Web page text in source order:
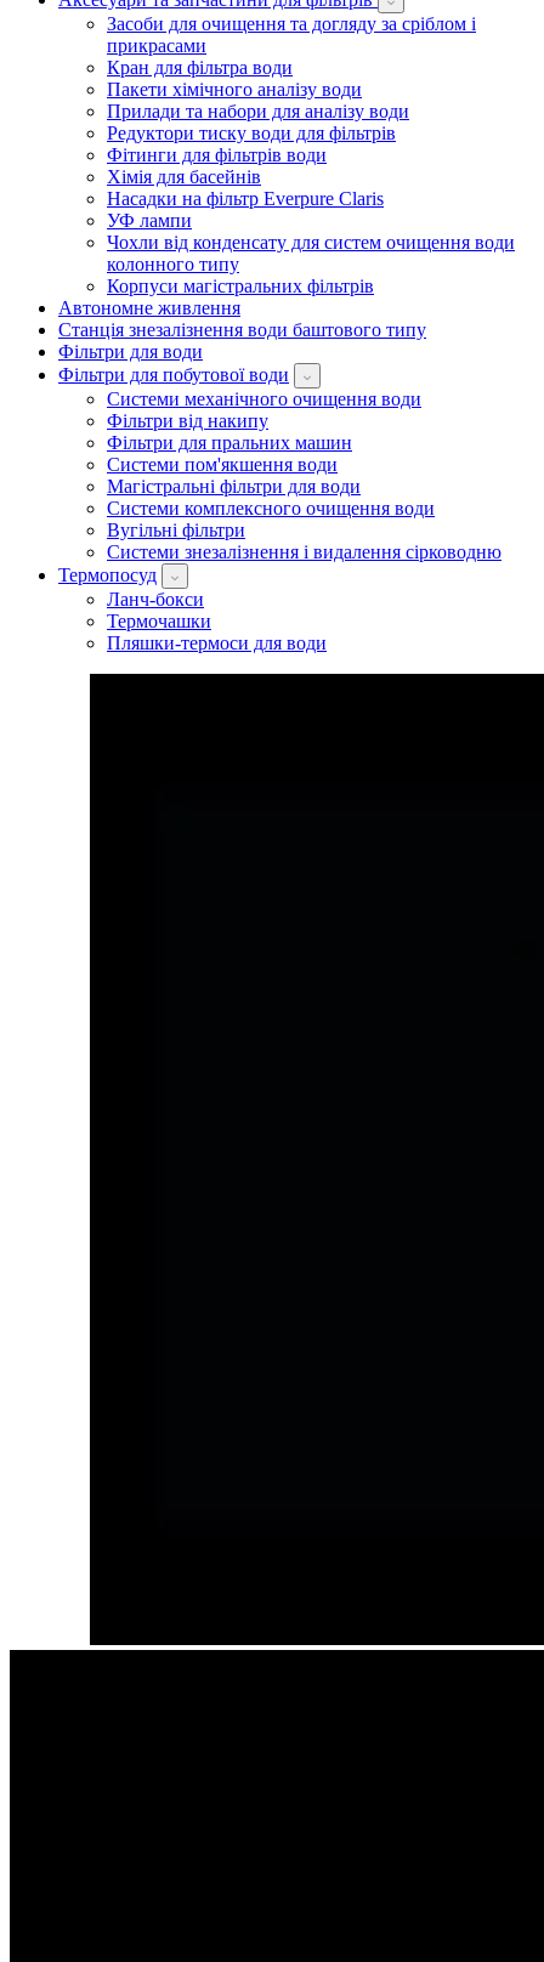
Засоби для очищення та догляду за сріблом і
прикрасами
Кран для фільтра води
Пакети хімічного аналізу води
Прилади та набори для аналізу води
Редуктори тиску води для фільтрів
Фітинги для фільтрів води
Хімія для басейнів
Насадки на фільтр Everpure Claris
УФ лампи
Чохли від конденсату для систем очищення води
колонного типу
Корпуси магістральних фільтрів
Автономне живлення
Станція знезалізнення води баштового типу
Фільтри для води
Фільтри для побутової води
Системи механічного очищення води
Фільтри від накипу
Фільтри для пральних машин
Системи пом'якшення води
Магістральні фільтри для води
Системи комплексного очищення води
Вугільні фільтри
Системи знезалізнення і видалення сірководню
Термопосуд
Ланч-бокси
Термочашки
Пляшки-термоси для води